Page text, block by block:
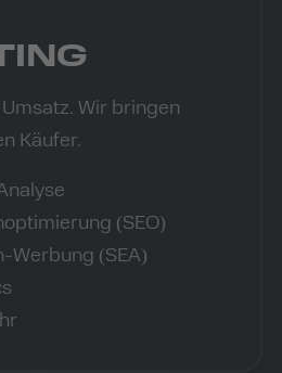
Wir bringen
Käufer.
(SEO)
Werbung (SEA)